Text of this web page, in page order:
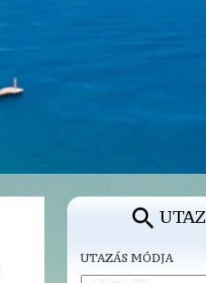
UTAZÁS MÓDJA